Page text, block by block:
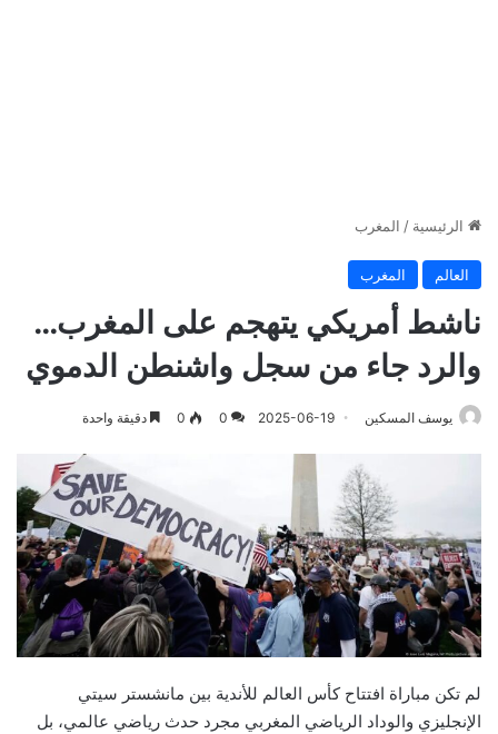
الرئيسية / المغرب
العالم المغرب
ناشط أمريكي يتهجم على المغرب…
والرد جاء من سجل واشنطن الدموي
يوسف المسكين 2025-06-19
0
0 دقيقة واحدة
لم تكن مباراة افتتاح كأس العالم للأندية بين مانشستر سيتي
الإنجليزي والوداد الرياضي المغربي مجرد حدث رياضي عالمي، بل